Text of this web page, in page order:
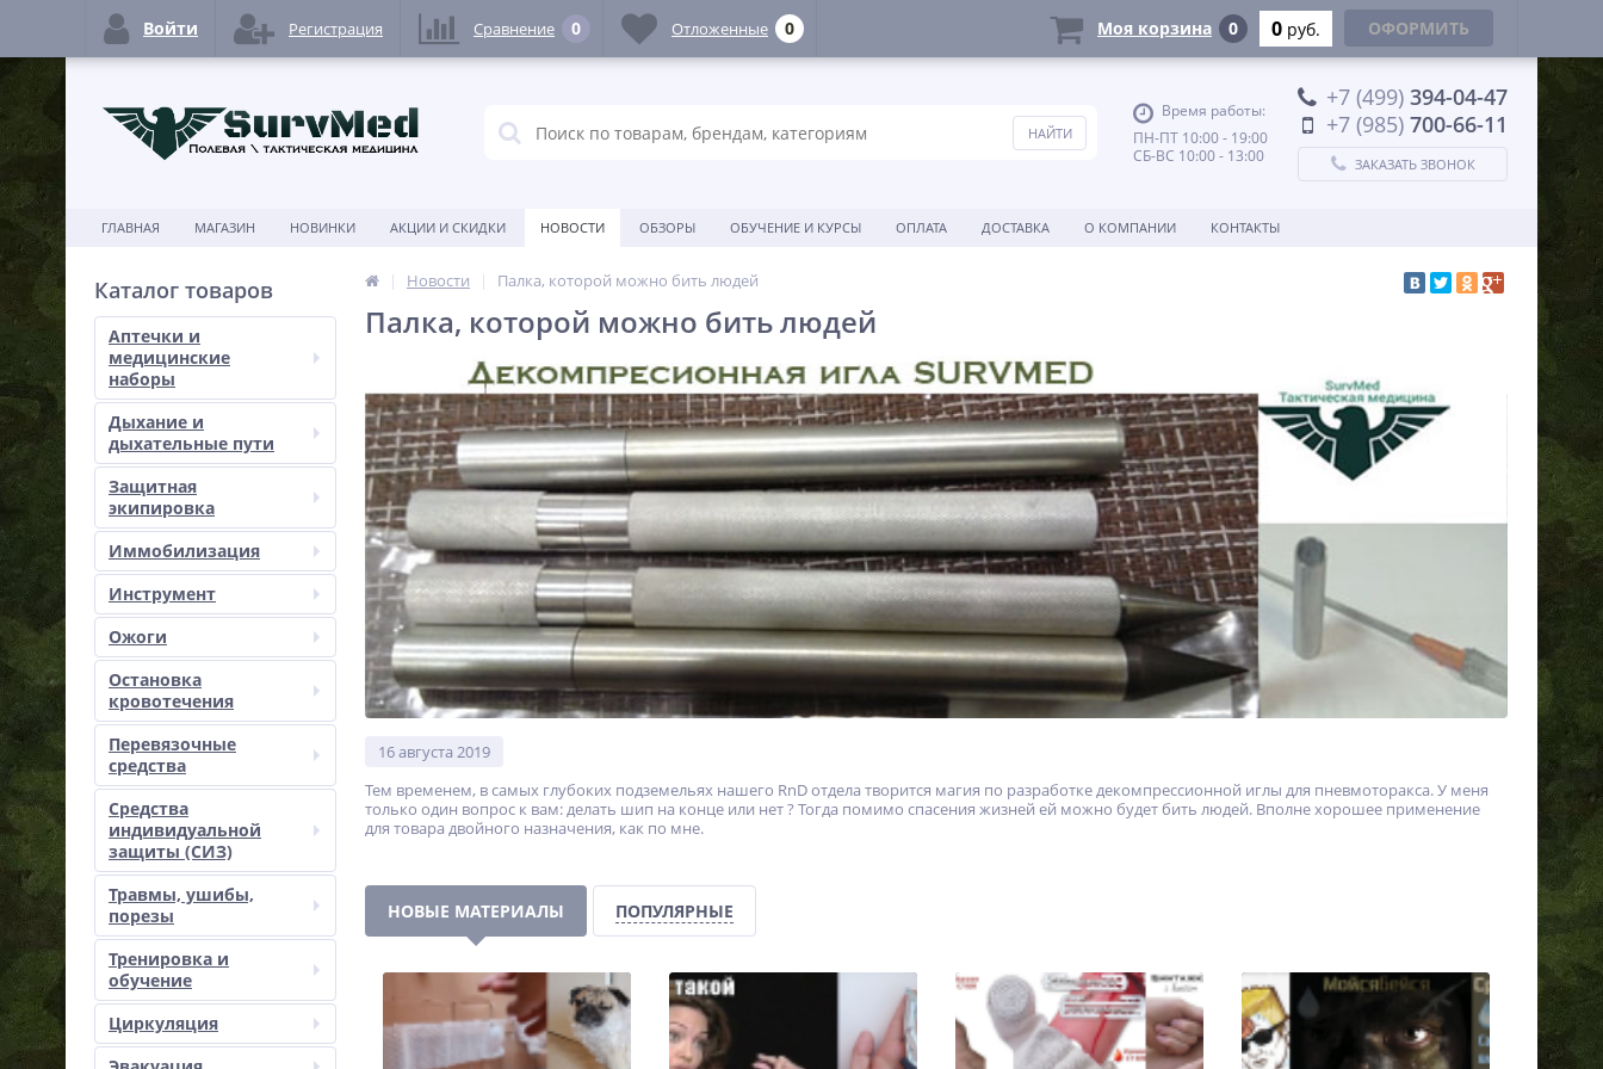
Время работы:
ПН-ПТ 10:00 - 19:00
СБ-ВС 10:00 - 13:00
+7 (499) 394-04-47
+7 (985) 700-66-11
ЗАКАЗАТЬ ЗВОНОК
ГЛАВНАЯ МАГАЗИН НОВИНКИ АКЦИИ И СКИДКИ НОВОСТИ ОБЗОРЫ ОБУЧЕНИЕ И КУРСЫ ОПЛАТА ДОСТАВКА О КОМПАНИИ КОНТАКТЫ
Каталог товаров
Аптечки и
медицинские
наборы
Дыхание и
дыхательные пути
Защитная
экипировка
Иммобилизация
Инструмент
Ожоги
Остановка
кровотечения
Перевязочные
средства
Средства
индивидуальной
защиты (СИЗ)
Травмы, ушибы,
порезы
Тренировка и
обучение
Циркуляция
Новости Палка, которой можно бить людей
Палка, которой можно бить людей
16 августа 2019
Тем временем, в самых глубоких подземельях нашего RnD отдела творится магия по разработке декомпрессионной иглы для пневмоторакса. У меня
только один вопрос к вам: делать шип на конце или нет ? Тогда помимо спасения жизней ей можно будет бить людей. Вполне хорошее применение
для товара двойного назначения, как по мне.
НОВЫЕ МАТЕРИАЛЫ ПОПУЛЯРНЫЕ
Войти Регистрация Сравнение 0 Отложенные 0 Моя корзина 0 0 руб. ОФОРМИТЬ